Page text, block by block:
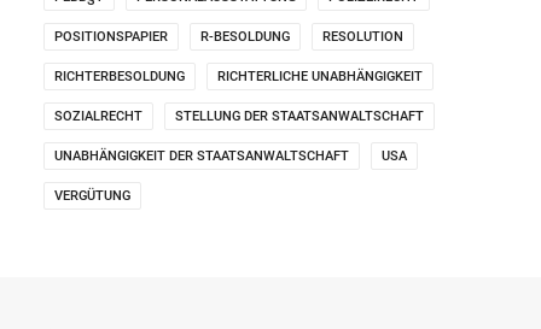
POSITIONSPAPIER R-BESOLDUNG RESOLUTION
RICHTERBESOLDUNG RICHTERLICHE UNABHÄNGIGKEIT
SOZIALRECHT STELLUNG DER STAATSANWALTSCHAFT
UNABHÄNGIGKEIT DER STAATSANWALTSCHAFT USA
VERGÜTUNG